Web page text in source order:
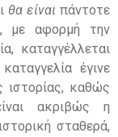
θα είναι πάντοτε
με αφορμή την
καταγγέλλεται
έγινε
καθώς
ακριβώς η
σταθερά,